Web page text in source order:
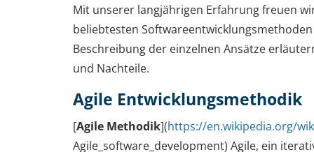
Mit unserer langjährigen Erfahrung freuen
beliebtesten
Beschreibung der einzelnen Ansätze
und Nachteile.
Agile Entwicklungsmethodik
[Agile Methodik](https://en.wikipedia.org/
Agile_software_development) Agile, ein